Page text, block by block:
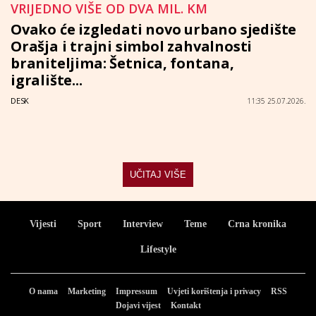
VRIJEDNO VIŠE OD DVA MIL. KM
Ovako će izgledati novo urbano sjedište
Orašja i trajni simbol zahvalnosti
braniteljima: Šetnica, fontana,
igralište...
DESK 11:35 25.07.2026.
UČITAJ VIŠE
Vijesti Sport Interview Teme Crna kronika
Lifestyle
O nama Marketing Impressum Uvjeti korištenja i privacy
RSS
Dojavi vijest
Kontakt